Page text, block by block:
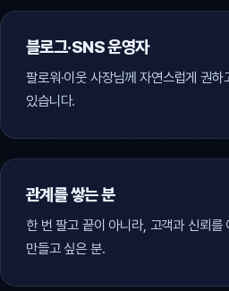
블로그·SNS 운영자
팔로워·이웃 사장님께 자연스럽게 권
있습니다.
관계를 쌓는 분
한 번 팔고 끝이 아니라, 고객과 신뢰를
만들고 싶은 분.